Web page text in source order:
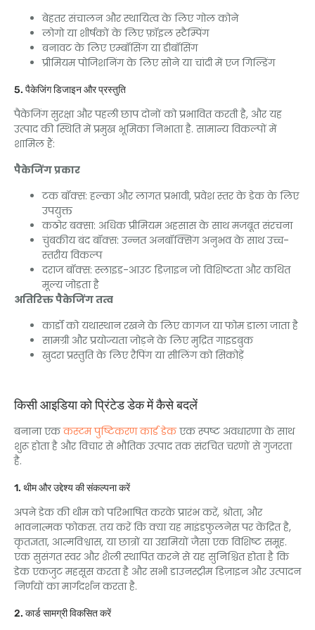
बेहतर संचालन और स्थायित्व के लिए गोल कोने
लोगो या शीर्षकों के लिए फ़ॉइल स्टैम्पिंग
बनावट के लिए एम्बॉसिंग या डीबॉसिंग
प्रीमियम पोजिशनिंग के लिए सोने या चांदी में एज गिल्डिंग
5. पैकेजिंग डिजाइन और प्रस्तुति
पैकेजिंग सुरक्षा और पहली छाप दोनों को प्रभावित करती है, और यह
उत्पाद की स्थिति में प्रमुख भूमिका निभाता है. सामान्य विकल्पों में
शामिल हैं:
पैकेजिंग प्रकार
टक बॉक्स: हल्का और लागत प्रभावी, प्रवेश स्तर के डेक के लिए
उपयुक्त
कठोर बक्सा: अधिक प्रीमियम अहसास के साथ मजबूत संरचना
चुंबकीय बंद बॉक्स: उन्नत अनबॉक्सिंग अनुभव के साथ उच्च-
स्तरीय विकल्प
दराज बॉक्स: स्लाइड-आउट डिज़ाइन जो विशिष्टता और कथित
मूल्य जोड़ता है
अतिरिक्त पैकेजिंग तत्व
कार्डों को यथास्थान रखने के लिए कागज या फोम डाला जाता है
सामग्री और प्रयोज्यता जोड़ने के लिए मुद्रित गाइडबुक
खुदरा प्रस्तुति के लिए रैपिंग या सीलिंग को सिकोड़ें
किसी आइडिया को प्रिंटेड डेक में कैसे बदलें
बनाना एककस्टम पुष्टिकरण कार्ड डेकएक स्पष्ट अवधारणा के साथ
शुरू होता है और विचार से भौतिक उत्पाद तक संरचित चरणों से गुजरता
है.
1. थीम और उद्देश्य की संकल्पना करें
अपने डेक की थीम को परिभाषित करके प्रारंभ करें, श्रोता, और
भावनात्मक फोकस. तय करें कि क्या यह माइंडफुलनेस पर केंद्रित है,
कृतज्ञता, आत्मविश्वास, या छात्रों या उद्यमियों जैसा एक विशिष्ट समूह.
एक सुसंगत स्वर और शैली स्थापित करने से यह सुनिश्चित होता है कि
डेक एकजुट महसूस करता है और सभी डाउनस्ट्रीम डिज़ाइन और उत्पादन
निर्णयों का मार्गदर्शन करता है.
2. कार्ड सामग्री विकसित करें